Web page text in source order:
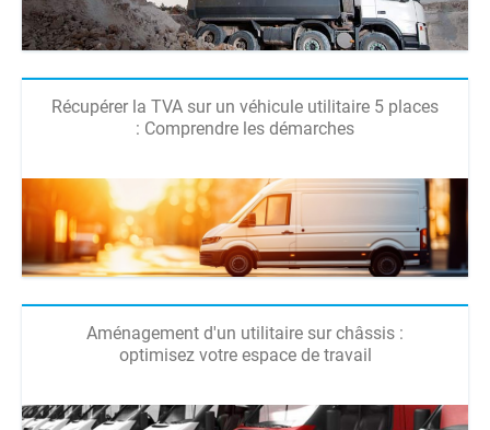
Récupérer la TVA sur un véhicule utilitaire 5 places
: Comprendre les démarches
Aménagement d'un utilitaire sur châssis :
optimisez votre espace de travail